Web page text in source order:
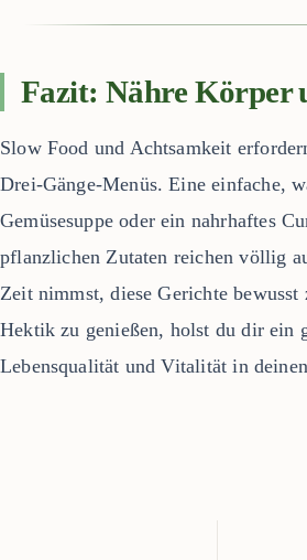
Fazit: Nähre Körper
Slow Food und Achtsamkeit
Drei-Gänge-Menüs. Eine einfache,
Gemüsesuppe oder ein nahrhaftes
pflanzlichen Zutaten reichen völlig
Zeit nimmst, diese Gerichte bewusst
Hektik zu genießen, holst du dir ein
Lebensqualität und Vitalität in